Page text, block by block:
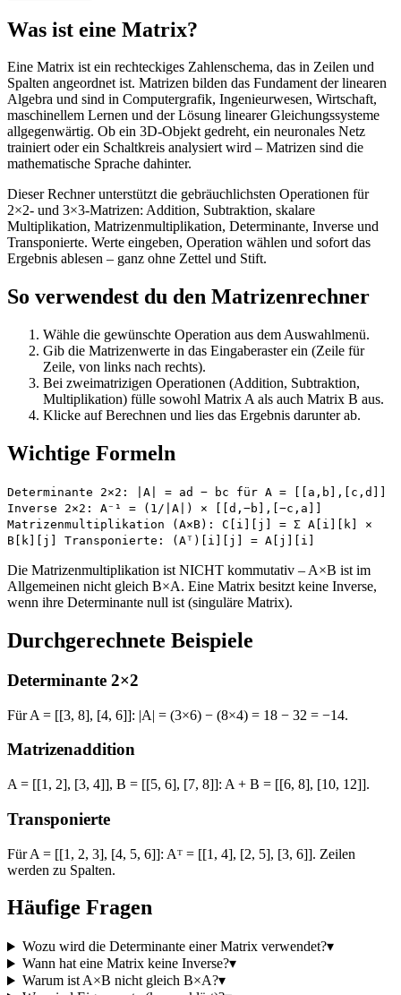
Was ist eine Matrix?
Eine Matrix ist ein rechteckiges Zahlenschema, das in Zeilen und
Spalten angeordnet ist. Matrizen bilden das Fundament der linearen
Algebra und sind in Computergrafik, Ingenieurwesen, Wirtschaft,
maschinellem Lernen und der Lösung linearer Gleichungssysteme
allgegenwärtig. Ob ein 3D-Objekt gedreht, ein neuronales Netz
trainiert oder ein Schaltkreis analysiert wird – Matrizen sind die
mathematische Sprache dahinter.
Dieser Rechner unterstützt die gebräuchlichsten Operationen für
2×2- und 3×3-Matrizen: Addition, Subtraktion, skalare
Multiplikation, Matrizenmultiplikation, Determinante, Inverse und
Transponierte. Werte eingeben, Operation wählen und sofort das
Ergebnis ablesen – ganz ohne Zettel und Stift.
So verwendest du den Matrizenrechner
Wähle die gewünschte Operation aus dem Auswahlmenü.
Gib die Matrizenwerte in das Eingaberaster ein (Zeile für
Zeile, von links nach rechts).
Bei zweimatrizigen Operationen (Addition, Subtraktion,
Multiplikation) fülle sowohl Matrix A als auch Matrix B aus.
Klicke auf Berechnen und lies das Ergebnis darunter ab.
Wichtige Formeln
Determinante 2×2: |A| = ad − bc für A = [[a,b],[c,d]]
Inverse 2×2: A⁻¹ = (1/|A|) × [[d,−b],[−c,a]]
Matrizenmultiplikation (A×B): C[i][j] = Σ A[i][k] ×
B[k][j] Transponierte: (Aᵀ)[i][j] = A[j][i]
Die Matrizenmultiplikation ist NICHT kommutativ – A×B ist im
Allgemeinen nicht gleich B×A. Eine Matrix besitzt keine Inverse,
wenn ihre Determinante null ist (singuläre Matrix).
Durchgerechnete Beispiele
Determinante 2×2
Für A = [[3, 8], [4, 6]]: |A| = (3×6) − (8×4) = 18 − 32 = −14.
Matrizenaddition
A = [[1, 2], [3, 4]], B = [[5, 6], [7, 8]]: A + B = [[6, 8], [10, 12]].
Transponierte
Für A = [[1, 2, 3], [4, 5, 6]]: Aᵀ = [[1, 4], [2, 5], [3, 6]]. Zeilen
werden zu Spalten.
Häufige Fragen
Wozu wird die Determinante einer Matrix verwendet?▾
Wann hat eine Matrix keine Inverse?▾
Warum ist A×B nicht gleich B×A?▾